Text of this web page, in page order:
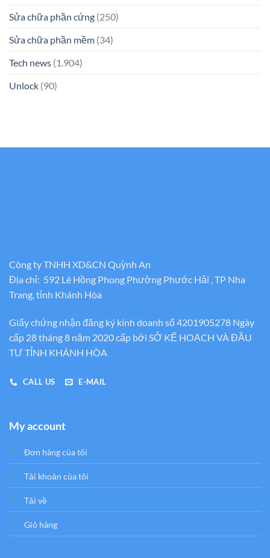
Sửa chữa phần cứng (250)
Sửa chữa phần mềm (34)
Tech news (1.904)
Unlock (90)
Công ty TNHH XD&CN Quỳnh An
Địa chỉ: 592 Lê Hồng Phong Phường Phước Hải , TP Nha
Trang, tỉnh Khánh Hòa
Giấy chứng nhận đăng ký kinh doanh số 4201905278 Ngày
cấp 28 tháng 8 năm 2020 cấp bới SỞ KẾ HOẠCH VÀ ĐẦU
TƯ TỈNH KHÁNH HÒA
CALL US E-MAIL
My account
Đơn hàng của tôi
Tải khoản của tôi
Tải về
Giỏ hàng